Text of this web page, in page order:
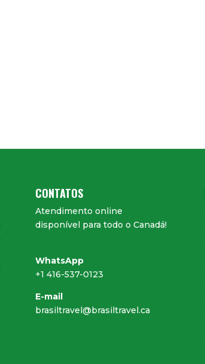
CONTATOS
Atendimento online
disponível para todo o Canadá!
WhatsApp
+1 416-537-0123
E-mail
brasiltravel@brasiltravel.ca